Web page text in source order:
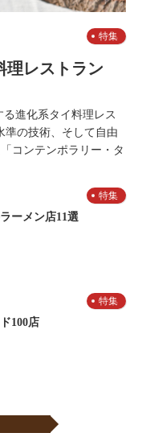
特集
理レストラン
進化系タイ料理レス
の技術、そして自由
コンテンポラリー・タ
特集
ーメン店11選
特集
100店